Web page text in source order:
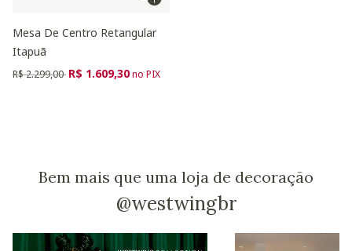
Mesa De Centro Retangular
Itapuã
Preço reduzido de
R$ 2.299,00 para
R$ 1.609,30no PIX
Bem mais que uma loja de decoração
@westwingbr